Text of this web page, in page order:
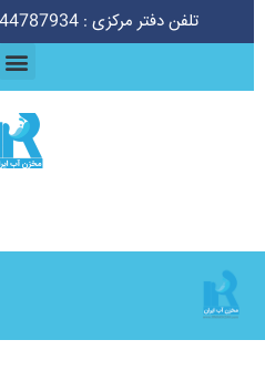
تلفن دفتر مرکزی : 02144787934